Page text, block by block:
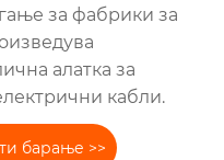
за фабрики за
алатка за
кабли.
барање >>